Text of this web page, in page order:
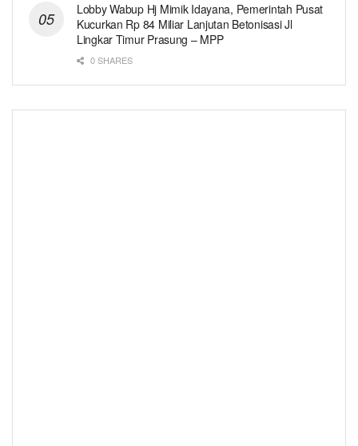
Lobby Wabup Hj Mimik Idayana, Pemerintah Pusat
Kucurkan Rp 84 Miliar Lanjutan Betonisasi Jl
Lingkar Timur Prasung – MPP
0 SHARES